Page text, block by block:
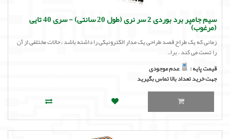
سیم جامپر برد بوردی 2 سر نری (طول 20 سانتی) - سری 40 تایی
(مرغوب)
زمانی که یک طراح قصد طراحی یک مدار الکترونیکی را داشته باشد ، حالات مختلفی از آن
را تست می کند . برا..
قیمت پایه :
عدم موجودی
جهت خرید تعداد بالا تماس بگیرید